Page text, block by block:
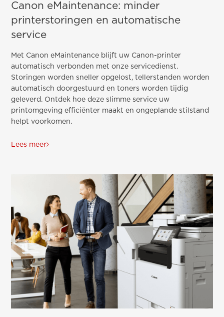
Canon eMaintenance: minder
printerstoringen en automatische
service
Met Canon eMaintenance blijft uw Canon-printer
automatisch verbonden met onze servicedienst.
Storingen worden sneller opgelost, tellerstanden worden
automatisch doorgestuurd en toners worden tijdig
geleverd. Ontdek hoe deze slimme service uw
printomgeving efficiënter maakt en ongeplande stilstand
helpt voorkomen.
Lees meer